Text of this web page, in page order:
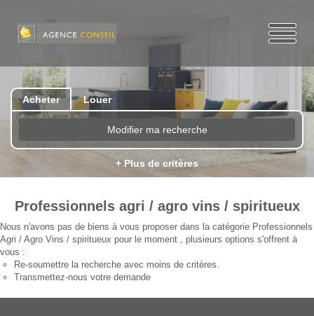
Acheter Louer
Modifier ma recherche
+ Plus de critères
Professionnels agri / agro vins / spiritueux
Nous n'avons pas de biens à vous proposer dans la catégorie Professionnels
Agri / Agro Vins / spiritueux pour le moment , plusieurs options s'offrent à
vous :
Re-soumettre la recherche avec moins de critères.
Transmettez-nous votre demande